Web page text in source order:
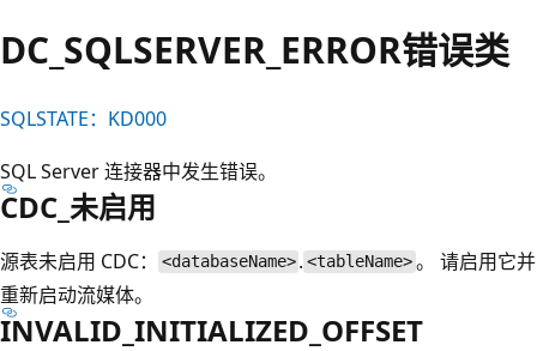
DC_SQLSERVER_ERROR错误类
SQLSTATE：KD000
SQL Server 连接器中发生错误。
CDC_未启用
源表未启用 CDC： <databaseName> . <tableName>。 请启用它并
重新启动流媒体。
INVALID_INITIALIZED_OFFSET